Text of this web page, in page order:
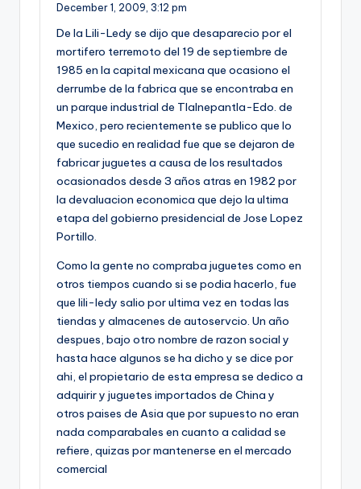
December 1, 2009, 3:12 pm
De la Lili-Ledy se dijo que desaparecio por el
mortifero terremoto del 19 de septiembre de
1985 en la capital mexicana que ocasiono el
derrumbe de la fabrica que se encontraba en
un parque industrial de Tlalnepantla-Edo. de
Mexico, pero recientemente se publico que lo
que sucedio en realidad fue que se dejaron de
fabricar juguetes a causa de los resultados
ocasionados desde 3 años atras en 1982 por
la devaluacion economica que dejo la ultima
etapa del gobierno presidencial de Jose Lopez
Portillo.
Como la gente no compraba juguetes como en
otros tiempos cuando si se podia hacerlo, fue
que lili-ledy salio por ultima vez en todas las
tiendas y almacenes de autoservcio. Un año
despues, bajo otro nombre de razon social y
hasta hace algunos se ha dicho y se dice por
ahi, el propietario de esta empresa se dedico a
adquirir y juguetes importados de China y
otros paises de Asia que por supuesto no eran
nada comparabales en cuanto a calidad se
refiere, quizas por mantenerse en el mercado
comercial